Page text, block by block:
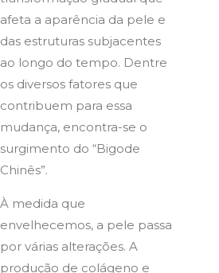
afeta a aparência da pele e
das estruturas subjacentes
ao longo do tempo. Dentre
os diversos fatores que
contribuem para essa
mudança, encontra-se o
surgimento do “Bigode
Chinês”.
À medida que
envelhecemos, a pele passa
por várias alterações. A
produção de colágeno e